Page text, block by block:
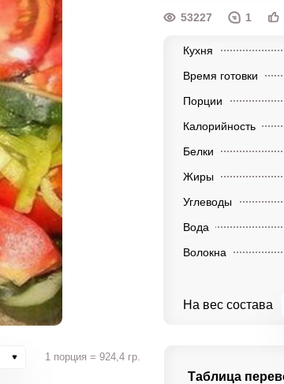
53227 1
Кухня
Время готовки
Порции
Калорийность
Белки
Жиры
Углеводы
Вода
Волокна
На вес состава
1 порция = 924,4 гр.
Таблица